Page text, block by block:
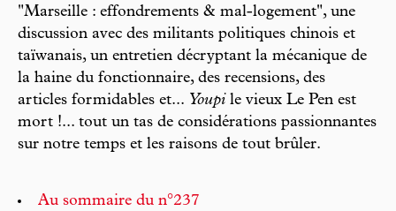
"Marseille : effondrements & mal-logement", une
discussion avec des militants politiques chinois et
taïwanais, un entretien décryptant la mécanique de
la haine du fonctionnaire, des recensions, des
articles formidables et... Youpi le vieux Le Pen est
mort !... tout un tas de considérations passionnantes
sur notre temps et les raisons de tout brûler.
Au sommaire du n°237